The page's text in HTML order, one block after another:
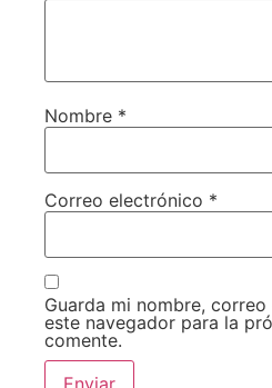
Nombre *
Correo electrónico *
Guarda mi nombre,
este navegador para la
comente.